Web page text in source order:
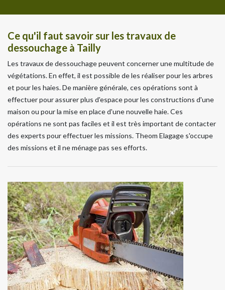
Ce qu'il faut savoir sur les travaux de
dessouchage à Tailly
Les travaux de dessouchage peuvent concerner une multitude de
végétations. En effet, il est possible de les réaliser pour les arbres
et pour les haies. De manière générale, ces opérations sont à
effectuer pour assurer plus d'espace pour les constructions d'une
maison ou pour la mise en place d'une nouvelle haie. Ces
opérations ne sont pas faciles et il est très important de contacter
des experts pour effectuer les missions. Theom Elagage s'occupe
des missions et il ne ménage pas ses efforts.